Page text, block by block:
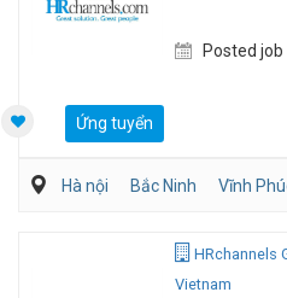
Posted
Ứng tuyển
Hà nội Bắc Ninh Vĩnh
HRchannels
Vietnam